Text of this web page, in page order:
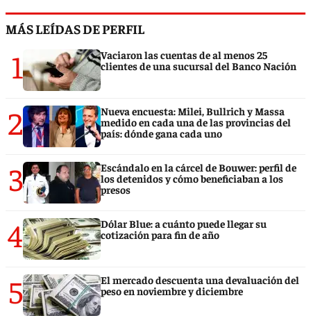
MÁS LEÍDAS DE PERFIL
1
Vaciaron las cuentas de al menos 25
clientes de una sucursal del Banco Nación
2
Nueva encuesta: Milei, Bullrich y Massa
medido en cada una de las provincias del
país: dónde gana cada uno
3
Escándalo en la cárcel de Bouwer: perfil de
los detenidos y cómo beneficiaban a los
presos
4
Dólar Blue: a cuánto puede llegar su
cotización para fin de año
5
El mercado descuenta una devaluación del
peso en noviembre y diciembre